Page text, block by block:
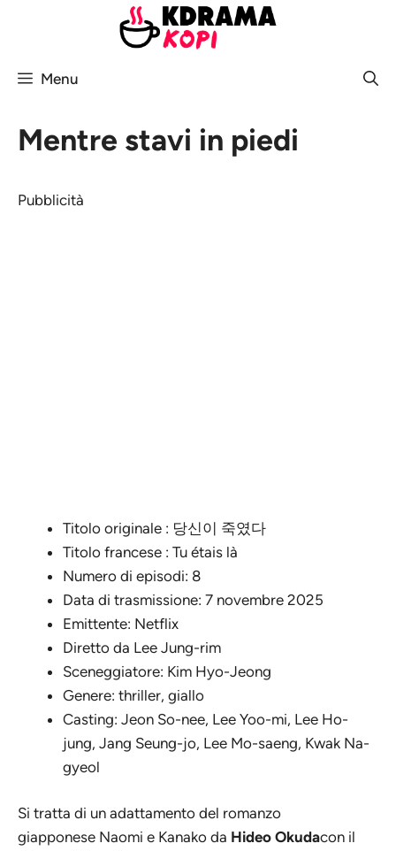
Menu
Mentre stavi in piedi
Pubblicità
Titolo originale : 당신이 죽였다
Titolo francese : Tu étais là
Numero di episodi: 8
Data di trasmissione: 7 novembre 2025
Emittente: Netflix
Diretto da Lee Jung-rim
Sceneggiatore: Kim Hyo-Jeong
Genere: thriller, giallo
Casting: Jeon So-nee, Lee Yoo-mi, Lee Ho-
jung, Jang Seung-jo, Lee Mo-saeng, Kwak Na-
gyeol
Si tratta di un adattamento del romanzo
giapponese Naomi e Kanako da Hideo Okudacon il